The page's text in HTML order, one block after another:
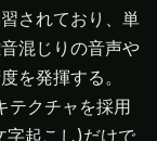
されており、単
混じりの音声や
テクチャを採用
字起こし)だけで